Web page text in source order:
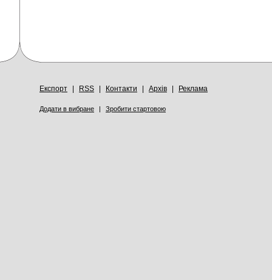
Експорт RSS Контакти Архів Реклама
Додати в вибране | Зробити стартовою